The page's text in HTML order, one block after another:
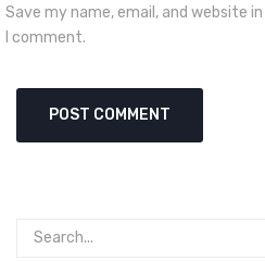
Save my name, email, and website
I comment.